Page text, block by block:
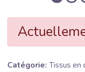
Catégorie: Tissus en